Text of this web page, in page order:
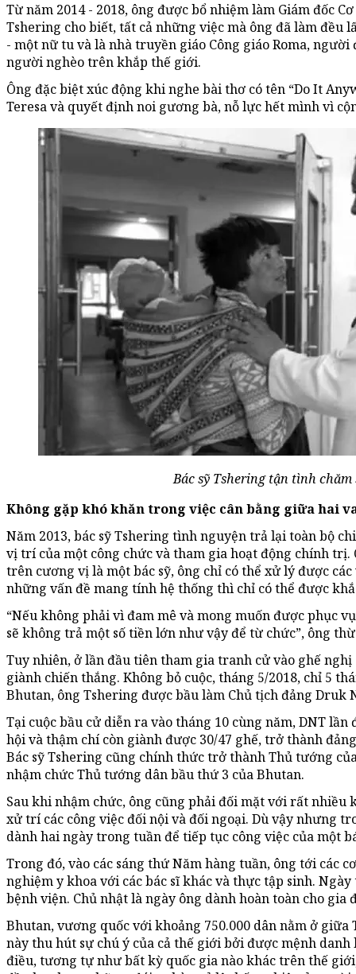
Từ năm 2014 - 2018, ông được bổ nhiệm làm Giám đốc
Tshering cho biết, tất cả những việc mà ông đã làm đều
- một nữ tu và là nhà truyền giáo Công giáo Roma,
người nghèo trên khắp thế giới.
Ông đặc biệt xúc động khi nghe bài thơ có tên “Do It
Teresa và quyết định noi gương bà, nỗ lực hết mình vì
Bác sỹ Tshering tận tình chăm
Không gặp khó khăn trong việc cân bằng giữa hai
Năm 2013, bác sỹ Tshering tình nguyện trả lại toàn bộ
vị trí của một công chức và tham gia hoạt động chính
trên cương vị là một bác sỹ, ông chỉ có thể xử lý được
những vấn đề mang tính hệ thống thì chỉ có thể được
“Nếu không phải vì đam mê và mong muốn được phục
sẽ không trả một số tiền lớn như vậy để từ chức”, ông
Tuy nhiên, ở lần đầu tiên tham gia tranh cử vào ghế nghị
giành chiến thắng. Không bỏ cuộc, tháng 5/2018, chỉ 5
Bhutan, ông Tshering được bầu làm Chủ tịch đảng Druk
Tại cuộc bầu cử diễn ra vào tháng 10 cùng năm, DNT
hội và thậm chí còn giành được 30/47 ghế, trở thành
Bác sỹ Tshering cũng chính thức trở thành Thủ tướng
nhậm chức Thủ tướng dân bầu thứ 3 của Bhutan.
Sau khi nhậm chức, ông cũng phải đối mặt với rất
xử trí các công việc đối nội và đối ngoại. Dù vậy nhưng
dành hai ngày trong tuần để tiếp tục công việc của một
Trong đó, vào các sáng thứ Năm hàng tuần, ông tới các
nghiệm y khoa với các bác sĩ khác và thực tập sinh.
bệnh viện. Chủ nhật là ngày ông dành hoàn toàn cho gia
Bhutan, vương quốc với khoảng 750.000 dân nằm ở
này thu hút sự chú ý của cả thế giới bởi được mệnh
điều, tương tự như bất kỳ quốc gia nào khác trên thế